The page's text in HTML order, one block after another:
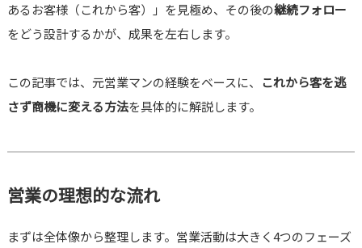
あるお客様（これから客）」を見極め、その後の継続フォロー
をどう設計するかが、成果を左右します。
この記事では、元営業マンの経験をベースに、
これから客を逃
さず商機に変える方法を具体的に解説します。
営業の理想的な流れ
まずは全体像から整理します。営業活動は大きく4つのフェーズ